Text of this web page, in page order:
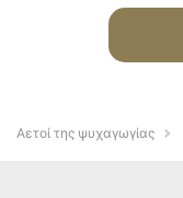
Αετοί της ψυχαγωγίας